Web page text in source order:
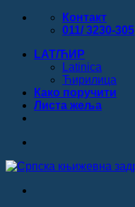
Прескочи
Контакт
011/ 3230-305
LAT/ЋИР
Latinica
Ћирилица
Како поручити
Листa жеља